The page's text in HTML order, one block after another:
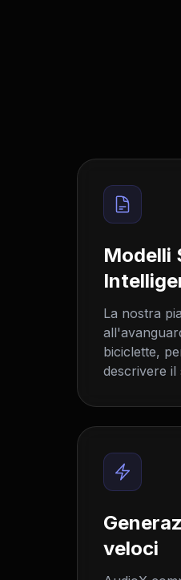
Modelli
La nostra
biciclette,
descrivere il
veloci